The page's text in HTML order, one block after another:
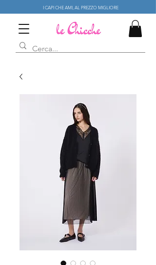
I CAPI CHE AMI, AL PREZZO MIGLIORE